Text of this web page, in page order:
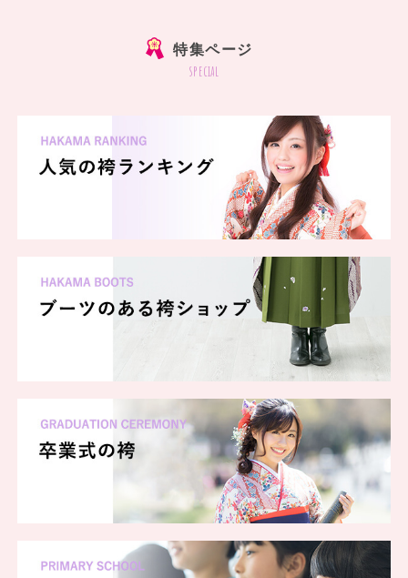
特集ページ
special